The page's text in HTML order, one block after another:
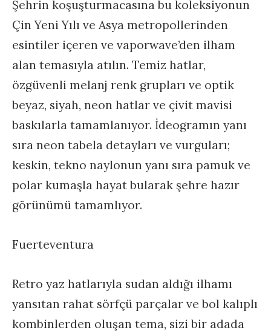
Şehrin koşuşturmacasına bu koleksiyonun
Çin Yeni Yılı ve Asya metropollerinden
esintiler içeren ve vaporwave’den ilham
alan temasıyla atılın. Temiz hatlar,
özgüvenli melanj renk grupları ve optik
beyaz, siyah, neon hatlar ve çivit mavisi
baskılarla tamamlanıyor. İdeogramın yanı
sıra neon tabela detayları ve vurguları;
keskin, tekno naylonun yanı sıra pamuk ve
polar kumaşla hayat bularak şehre hazır
görünümü tamamlıyor.
Fuerteventura
Retro yaz hatlarıyla sudan aldığı ilhamı
yansıtan rahat sörfçü parçalar ve bol kalıplı
kombinlerden oluşan tema, sizi bir adada